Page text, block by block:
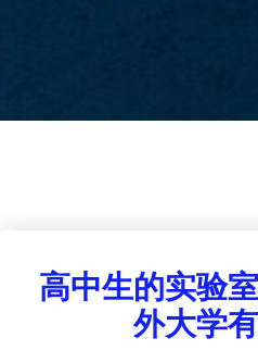
高中生的实验
外大学